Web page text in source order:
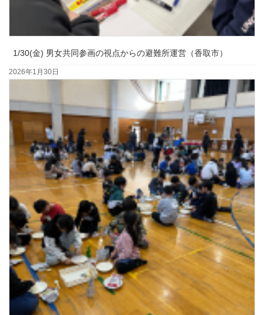
1/30(金) 男女共同参画の視点からの避難所運営（香取市）
2026年1月30日